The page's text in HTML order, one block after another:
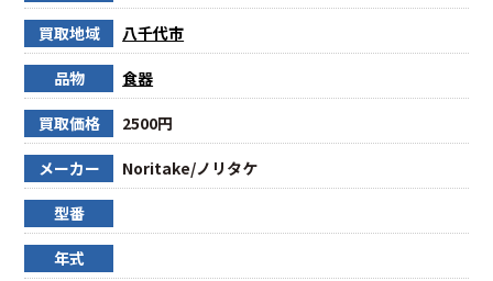
買取地域 八千代市
品物 食器
買取価格 2500円
メーカー Noritake/ノリタケ
型番
年式